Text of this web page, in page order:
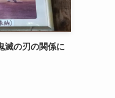
滅の刃の関係に